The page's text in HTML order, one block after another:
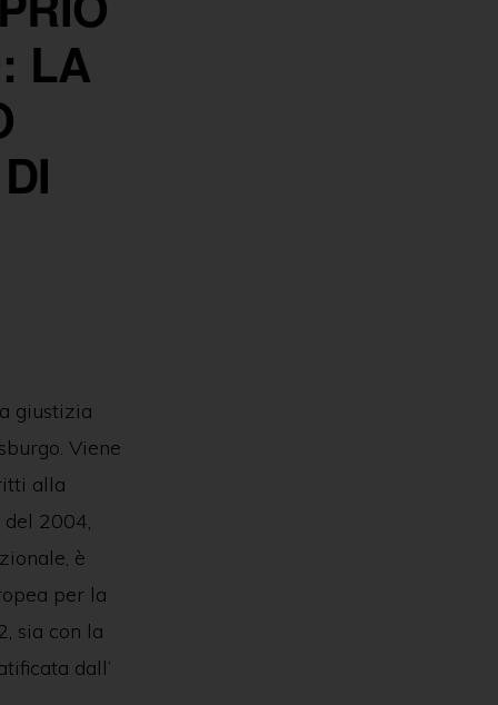
LA
giustizia
Viene
alla
del 2004,
è
per la
sia con la
dall’